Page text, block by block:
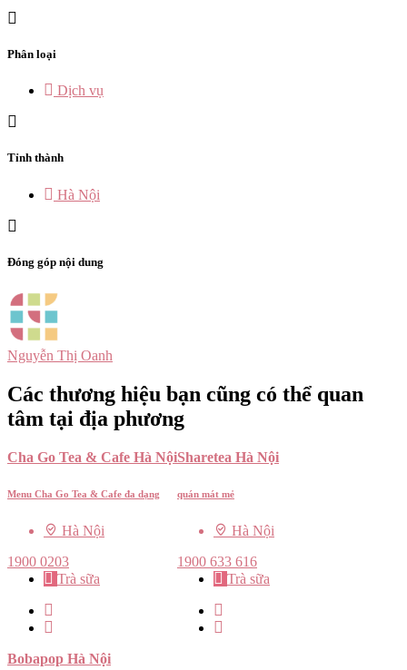
Phân loại
Dịch vụ
Tỉnh thành
Hà Nội
Đóng góp nội dung
Nguyễn Thị Oanh
Các thương hiệu bạn cũng có thể quan
tâm tại địa phương
Cha Go Tea & Cafe Hà Nội
Menu Cha Go Tea & Cafe đa dạng
Hà Nội
1900 0203
Trà sữa
Sharetea Hà Nội
quán mát mẻ
Hà Nội
1900 633 616
Trà sữa
Bobapop Hà Nội